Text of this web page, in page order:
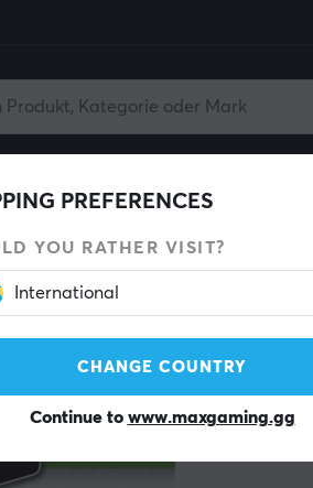
Gaming-Stühle Handyzubehör
PREFERENCES
YOU RATHER VISIT?
International
CHANGE COUNTRY
Continue to www.maxgaming.gg